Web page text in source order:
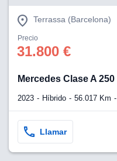
Terrassa (Barcelona)
Precio
31.800 €
Mercedes Clase A
2023 Híbrido 56.017 Km
Llamar